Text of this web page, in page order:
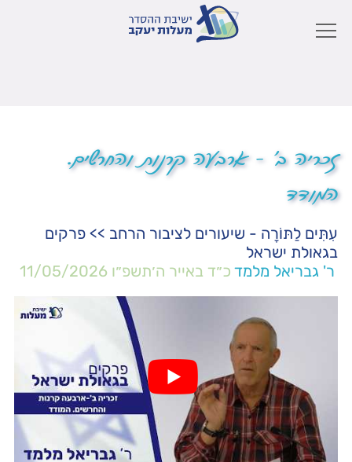
זכריה ב' – ארבעה קרנות והחרשים.
המודד
עִתִּים לַתּוֹרָה - שיעורים לציבור הרחב >> פרקים
בגאולת ישראל
ר' גבריאל מלמד כ״ד באייר ה׳תשפ״ו 11/05/2026